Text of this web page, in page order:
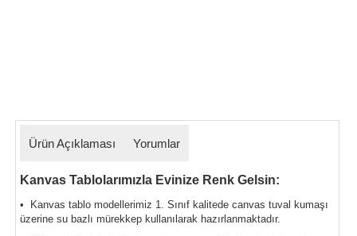
Ürün Açıklaması Yorumlar
Kanvas Tablolarımızla Evinize Renk Gelsin:
• Kanvas tablo modellerimiz 1. Sınıf kalitede canvas tuval kumaşı
üzerine su bazlı mürekkep kullanılarak hazırlanmaktadır.